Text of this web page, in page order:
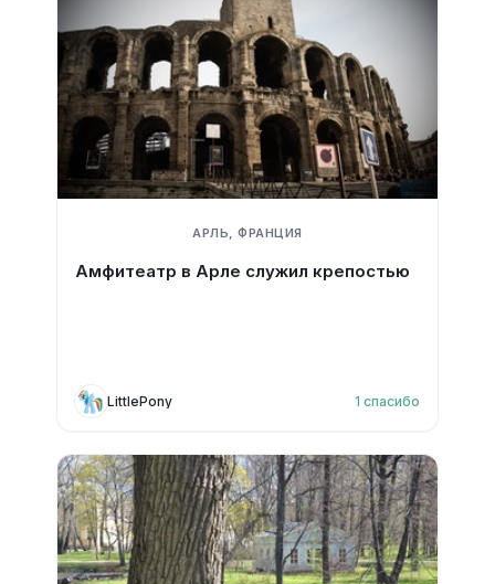
АРЛЬ, ФРАНЦИЯ
Амфитеатр в Арле служил крепостью
LittlePony 1 спасибо